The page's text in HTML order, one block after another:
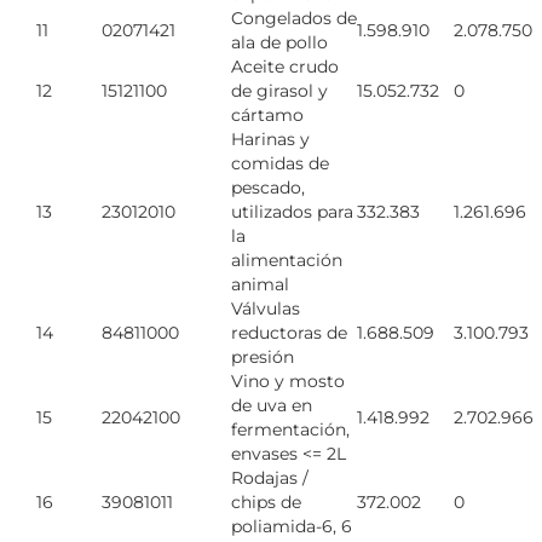
11
02071421
Congelados de
ala de pollo
1.598.910 2.078.750
12 15121100
Aceite crudo
de girasol y
cártamo
15.052.732 0
13 23012010
Harinas y
comidas de
pescado,
utilizados para
la
alimentación
animal
332.383 1.261.696
14 84811000
Válvulas
reductoras de
presión
1.688.509 3.100.793
15 22042100
Vino y mosto
de uva en
fermentación,
envases <= 2L
1.418.992 2.702.966
16 39081011
Rodajas /
chips de
poliamida-6, 6
372.002 0